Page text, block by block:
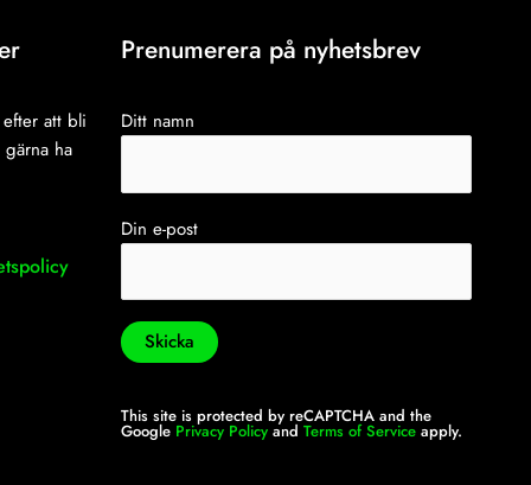
att bli
ha
Prenumerera på nyhetsbrev
Ditt namn
Din e-post
This site is protected by reCAPTCHA and the
Google Privacy Policy and Terms of Service apply.